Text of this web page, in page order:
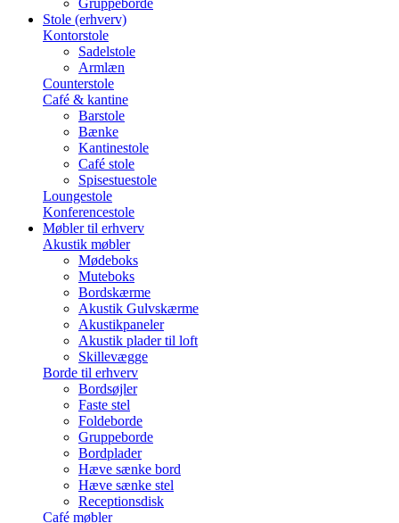
Gruppeborde
Stole (erhverv)
Kontorstole
Sadelstole
Armlæn
Counterstole
Café & kantine
Barstole
Bænke
Kantinestole
Café stole
Spisestuestole
Loungestole
Konferencestole
Møbler til erhverv
Akustik møbler
Mødeboks
Muteboks
Bordskærme
Akustik Gulvskærme
Akustikpaneler
Akustik plader til loft
Skillevægge
Borde til erhverv
Bordsøjler
Faste stel
Foldeborde
Gruppeborde
Bordplader
Hæve sænke bord
Hæve sænke stel
Receptionsdisk
Café møbler